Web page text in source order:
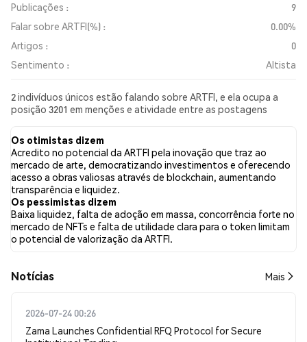
Publicações :
9
Falar sobre ARTFI(%) :
0.00%
Artigos :
0
Sentimento :
Altista
2 indivíduos únicos estão falando sobre ARTFI, e ela ocupa a
posição 3201 em menções e atividade entre as postagens
ARTFI em todas as redes sociais foi Altista. Por fim, foram
publicados 0 artigos de notícias sobre ARTFI. No Twitter,
22.22% dos tweets apresentaram um sentimento otimista em
comparação com 0.00% dos tweets com sentimento pessimista
sobre ARTFI. 77.78% dos tweets foram neutros em relação a
ARTFI. Esses sentimentos são baseados em 9 tweets.
Os otimistas dizem
Acredito no potencial da ARTFI pela inovação que traz ao
mercado de arte, democratizando investimentos e oferecendo
acesso a obras valiosas através de blockchain, aumentando
transparência e liquidez.
Os pessimistas dizem
Baixa liquidez, falta de adoção em massa, concorrência forte no
mercado de NFTs e falta de utilidade clara para o token limitam
o potencial de valorização da ARTFI.
​​Notícias​​ Mais
2026-07-24 00:26
Zama Launches Confidential RFQ Protocol for Secure